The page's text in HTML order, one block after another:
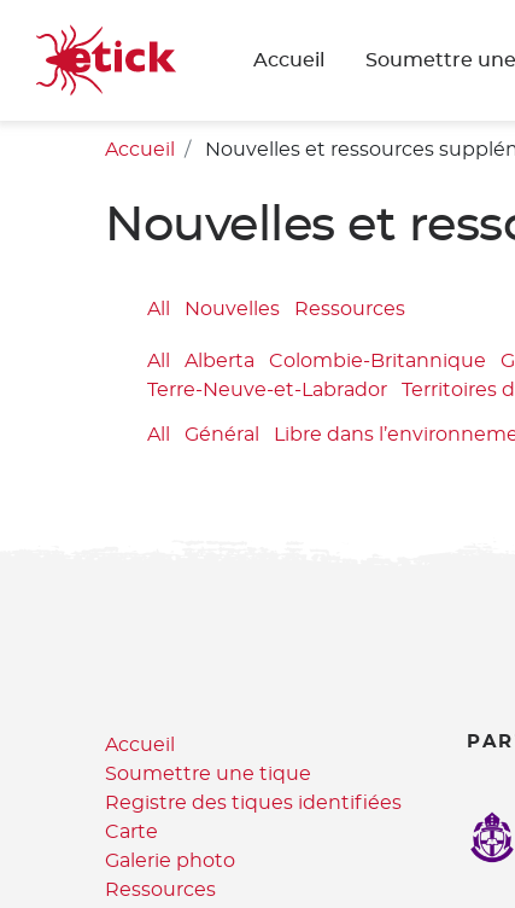
Accueil Soumettre
Accueil Nouvelles et ressources
Nouvelles et
All Nouvelles Ressources
All Alberta Colombie-Britannique
Terre-Neuve-et-Labrador
Territoires
All Général Libre dans
Accueil
Soumettre une tique
Registre des tiques identifiées
Carte
Galerie photo
Ressources